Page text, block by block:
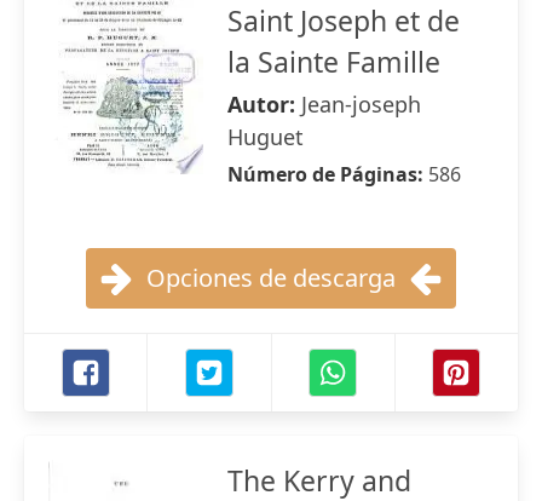
Saint Joseph et de
la Sainte Famille
Autor: Jean-joseph
Huguet
Número de Páginas: 586
Opciones de descarga
The Kerry and